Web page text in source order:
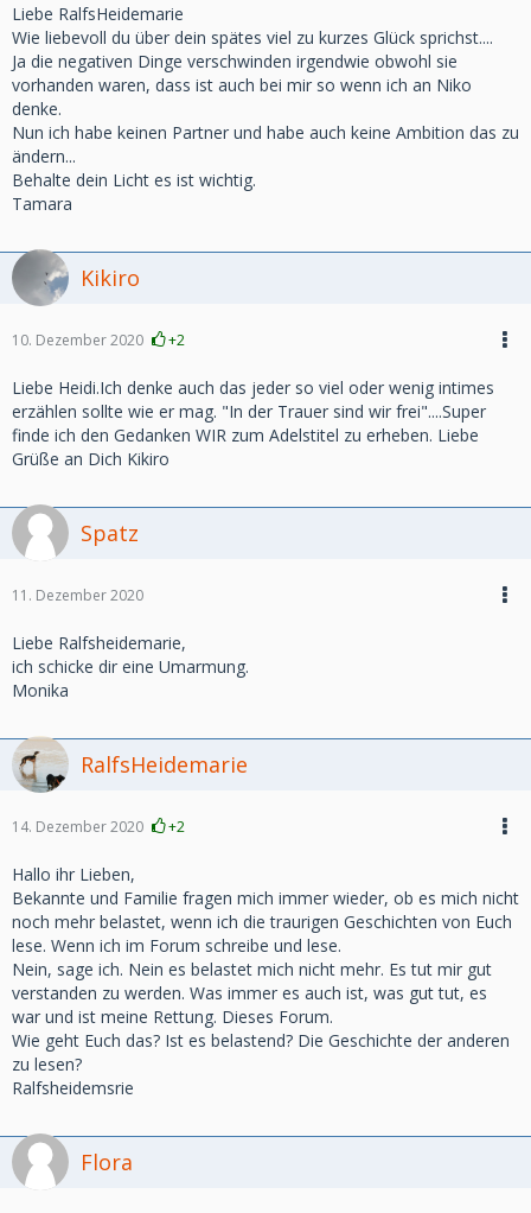
Liebe RalfsHeidemarie
Wie liebevoll du über dein spätes viel zu kurzes Glück sprichst....
Ja die negativen Dinge verschwinden irgendwie obwohl sie
vorhanden waren, dass ist auch bei mir so wenn ich an Niko
denke.
Nun ich habe keinen Partner und habe auch keine Ambition das zu
ändern...
Behalte dein Licht es ist wichtig.
Tamara
Kikiro
10. Dezember 2020 +2
Liebe Heidi.Ich denke auch das jeder so viel oder wenig intimes
erzählen sollte wie er mag. "In der Trauer sind wir frei"....Super
finde ich den Gedanken WIR zum Adelstitel zu erheben. Liebe
Grüße an Dich Kikiro
Spatz
11. Dezember 2020
Liebe Ralfsheidemarie,
ich schicke dir eine Umarmung.
Monika
RalfsHeidemarie
14. Dezember 2020 +2
Hallo ihr Lieben,
Bekannte und Familie fragen mich immer wieder, ob es mich nicht
noch mehr belastet, wenn ich die traurigen Geschichten von Euch
lese. Wenn ich im Forum schreibe und lese.
Nein, sage ich. Nein es belastet mich nicht mehr. Es tut mir gut
verstanden zu werden. Was immer es auch ist, was gut tut, es
war und ist meine Rettung. Dieses Forum.
Wie geht Euch das? Ist es belastend? Die Geschichte der anderen
zu lesen?
Ralfsheidemsrie
Flora